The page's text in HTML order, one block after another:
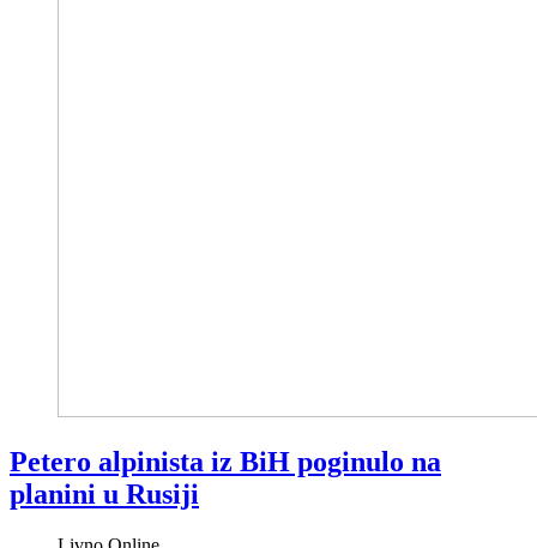
Petero alpinista iz BiH poginulo na
planini u Rusiji